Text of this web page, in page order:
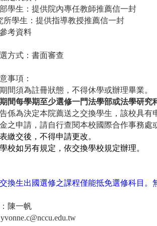
學生：提供院內專任教師推薦信一封
所學生：提供指導教授推薦信一封
考資料
方式：書面審查
事項：
間須為註冊狀態，不得休學或辦理畢業。
間每學期至少選修一門法學部或法學研究
係為決定本院薦送之交換學生，該校具有
之申請，請自行查閱本校國際合作事務
繳交後，不得申請更改。
校如另有規定，依交換學校規定辦理。
換生出國選修之課程僅能抵免選修科目
陳一帆